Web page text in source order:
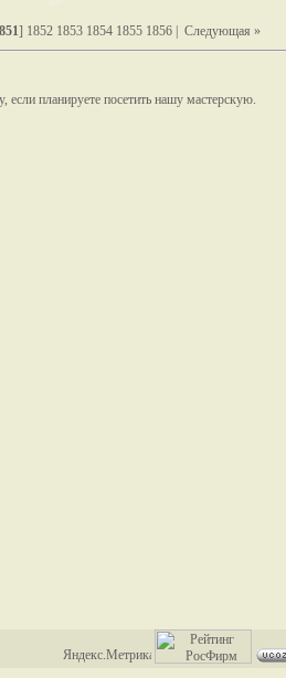
] 1852 1853 1854 1855 1856 Следующая »
если планируете посетить нашу мастерскую.